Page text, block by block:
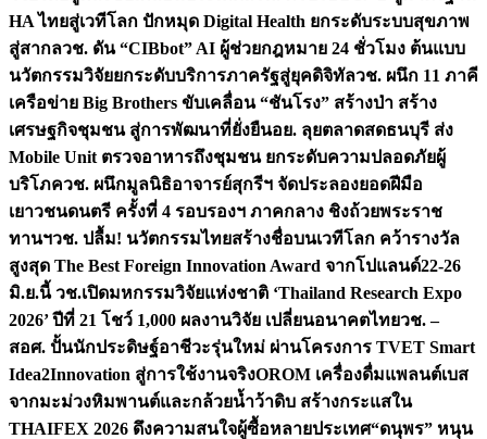
HA ไทยสู่เวทีโลก ปักหมุด Digital Health ยกระดับระบบสุขภาพ
สู่สากลวช. ดัน “CIBbot” AI ผู้ช่วยกฎหมาย 24 ชั่วโมง ต้นแบบ
นวัตกรรมวิจัยยกระดับบริการภาครัฐสู่ยุคดิจิทัลวช. ผนึก 11 ภาคี
เครือข่าย Big Brothers ขับเคลื่อน “ชันโรง” สร้างป่า สร้าง
เศรษฐกิจชุมชน สู่การพัฒนาที่ยั่งยืนอย. ลุยตลาดสดธนบุรี ส่ง
Mobile Unit ตรวจอาหารถึงชุมชน ยกระดับความปลอดภัยผู้
บริโภควช. ผนึกมูลนิธิอาจารย์สุกรีฯ จัดประลองยอดฝีมือ
เยาวชนดนตรี ครั้งที่ 4 รอบรองฯ ภาคกลาง ชิงถ้วยพระราช
ทานฯวช. ปลื้ม! นวัตกรรมไทยสร้างชื่อบนเวทีโลก คว้ารางวัล
สูงสุด The Best Foreign Innovation Award จากโปแลนด์22-26
มิ.ย.นี้ วช.เปิดมหกรรมวิจัยแห่งชาติ ‘Thailand Research Expo
2026’ ปีที่ 21 โชว์ 1,000 ผลงานวิจัย เปลี่ยนอนาคตไทยวช. –
สอศ. ปั้นนักประดิษฐ์อาชีวะรุ่นใหม่ ผ่านโครงการ TVET Smart
Idea2Innovation สู่การใช้งานจริงOROM เครื่องดื่มแพลนต์เบส
จากมะม่วงหิมพานต์และกล้วยน้ำว้าดิบ สร้างกระแสใน
THAIFEX 2026 ดึงความสนใจผู้ซื้อหลายประเทศ“ดนุพร” หนุน